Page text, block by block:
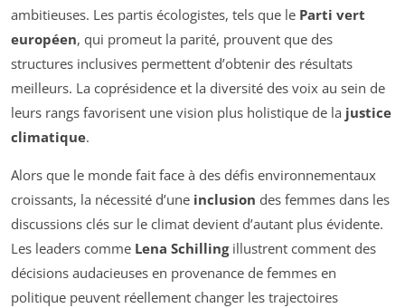
ambitieuses. Les partis écologistes, tels que le Parti vert
européen, qui promeut la parité, prouvent que des
structures inclusives permettent d’obtenir des résultats
meilleurs. La coprésidence et la diversité des voix au sein de
leurs rangs favorisent une vision plus holistique de la justice
climatique.
Alors que le monde fait face à des défis environnementaux
croissants, la nécessité d’une inclusion des femmes dans les
discussions clés sur le climat devient d’autant plus évidente.
Les leaders comme Lena Schillingillustrent comment des
décisions audacieuses en provenance de femmes en
politique peuvent réellement changer les trajectoires